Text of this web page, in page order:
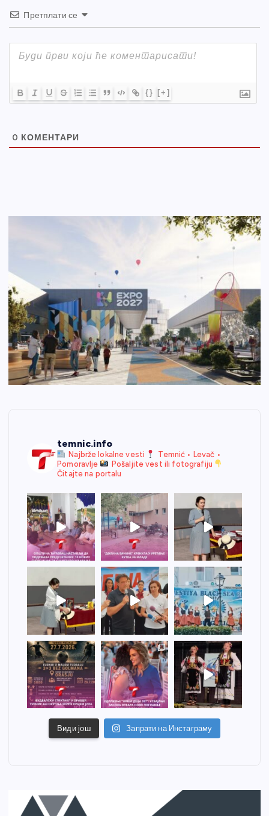
Претплати се
{} [+]
0 КОМЕНТАРИ
temnic.info
Najbrže lokalne vesti
Temnić • Levač •
Pomoravlje
Pošaljite vest ili fotografiju
Čitajte na portalu
Види још Запрати на Инстаграму